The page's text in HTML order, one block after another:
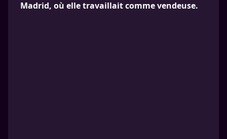
Madrid, où elle travaillait comme vendeuse.